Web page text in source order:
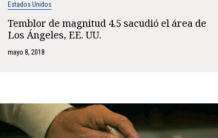
Estados Unidos
Temblor de magnitud 4.5 sacudió el área de
Los Ángeles, EE. UU.
mayo 8, 2018